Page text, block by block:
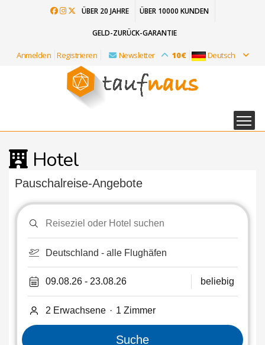
ÜBER 20 JAHRE ÜBER 10000 KUNDEN
GELD-ZURÜCK-GARANTIE
Anmelden Registrieren Newsletter 10€ Deutsch
Hotel